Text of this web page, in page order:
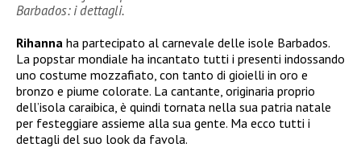
Barbados: i dettagli.
Rihanna ha partecipato al carnevale delle isole Barbados.
La popstar mondiale ha incantato tutti i presenti indossando
uno costume mozzafiato, con tanto di gioielli in oro e
bronzo e piume colorate. La cantante, originaria proprio
dell’isola caraibica, è quindi tornata nella sua patria natale
per festeggiare assieme alla sua gente. Ma ecco tutti i
dettagli del suo look da favola.